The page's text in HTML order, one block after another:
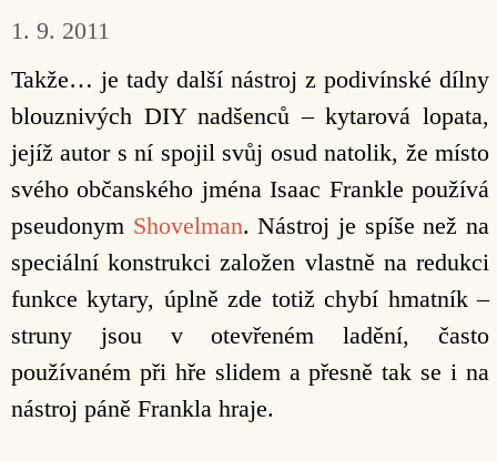
1. 9. 2011
Takže… je tady další nástroj z podivínské dílny
blouznivých DIY nadšenců – kytarová lopata,
jejíž autor s ní spojil svůj osud natolik, že místo
svého občanského jména Isaac Frankle používá
pseudonym Shovelman. Nástroj je spíše než na
speciální konstrukci založen vlastně na redukci
funkce kytary, úplně zde totiž chybí hmatník –
struny jsou v otevřeném ladění, často
používaném při hře slidem a přesně tak se i na
nástroj páně Frankla hraje.